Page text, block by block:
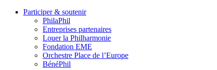
Participer & soutenir
PhilaPhil
Entreprises partenaires
Louer la Philharmonie
Fondation EME
Orchestre Place de l’Europe
BénéPhil